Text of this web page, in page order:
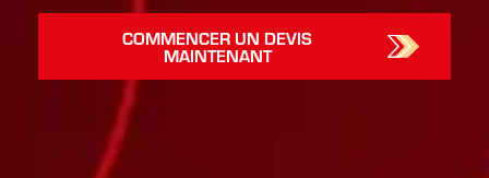
COMMENCER UN DEVIS
MAINTENANT